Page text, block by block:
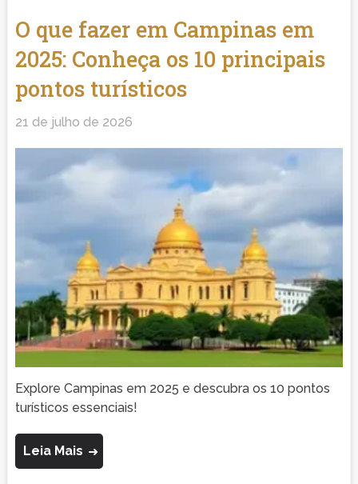
O que fazer em Campinas em
2025: Conheça os 10 principais
pontos turísticos
21 de julho de 2026
Explore Campinas em 2025 e descubra os 10 pontos
turísticos essenciais!
Leia Mais